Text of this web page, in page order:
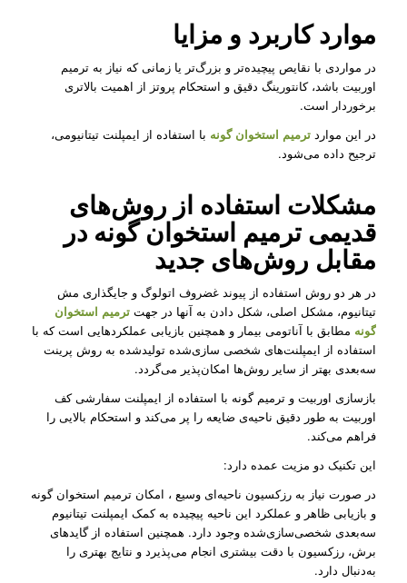
موارد کاربرد و مزایا
در مواردی با نقایص پیچیده‌تر و بزرگ‌تر یا زمانی که نیاز به ترمیم
اوربیت باشد، کانتورینگ دقیق و استحکام پروتز از اهمیت بالاتری
برخوردار است.
در این موارد ترمیم استخوان گونه با استفاده از ایمپلنت تیتانیومی،
ترجیح داده می‌شود.
مشکلات استفاده از روش‌های
قدیمی ترمیم استخوان گونه در
مقابل روش‌های جدید
در هر دو روش استفاده از پیوند غضروف اتولوگ و جایگذاری مش
تیتانیوم، مشکل اصلی، شکل دادن به آنها در جهت ترمیم استخوان
گونه مطابق با آناتومی بیمار و همچنین بازیابی عملکردهایی است که با
استفاده از ایمپلنت‌های شخصی سازی‌شده تولید‌شده به روش پرینت
سه‌بعدی بهتر از سایر روش‌ها امکان‌پذیر می‌گردد.
بازسازی اوربیت و ترمیم گونه با استفاده از ایمپلنت سفارشی کف
اوربیت به طور دقیق ناحیه‌ی ضایعه را پر می‌کند و استحکام بالایی را
فراهم می‌کند.
این تکنیک دو مزیت عمده دارد:
در صورت نیاز به رزکسیون ناحیه‌ای‌ وسیع ، امکان ترمیم استخوان گونه
و بازیابی ظاهر و عملکرد این ناحیه پیچیده به کمک ایمپلنت تیتانیوم
سه‌بعدی شخصی‌سازی‌شده وجود دارد. همچنین استفاده از گایدهای
برش، رزکسیون با دقت بیشتری انجام می‌پذیرد و نتایج بهتری را
به‌دنبال دارد.